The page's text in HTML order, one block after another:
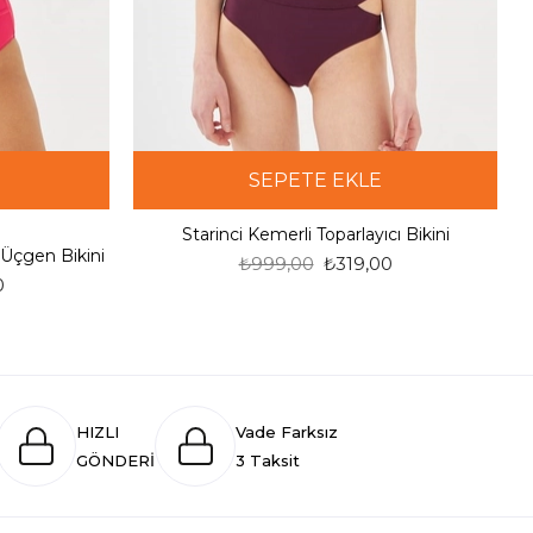
Bikini
SEPETE EKLE
Starinci Kemerli Toparlayıcı Bikini
₺319,00
₺999,00
HIZLI
GÖNDERİ
Vade Farksız
3 Taksit